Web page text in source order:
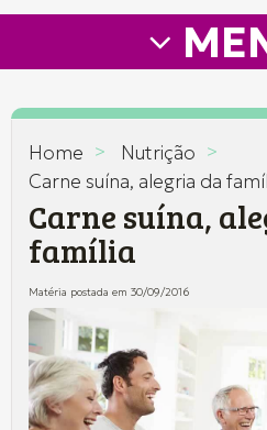
prefere
—
Frimesa
Home > Nutrição >
Carne suína, alegria da
Carne suína,
família
Matéria postada em 30/09/2016